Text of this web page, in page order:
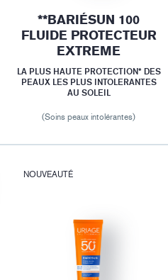
**BARIÉSUN 100
FLUIDE PROTECTEUR
EXTREME
LA PLUS HAUTE PROTECTION* DES
PEAUX LES PLUS INTOLERANTES
AU SOLEIL
(Soins peaux intolérantes)
NOUVEAUTÉ